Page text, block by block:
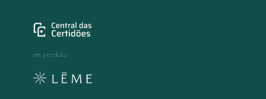
um produto